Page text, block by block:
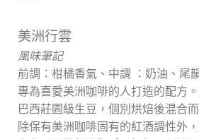
美洲行雲
風味筆記
前調：柑橘香氣、中調 ：奶油、尾
專為喜愛美洲咖啡的人打造的配方
巴西莊園級生豆，個別烘焙後混合而
除保有美洲咖啡固有的紅酒調性外